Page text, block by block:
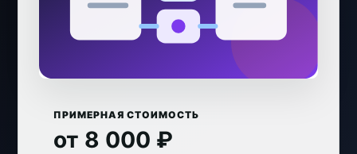
ПРИМЕРНАЯ СТОИМОСТЬ
от 8 000 ₽